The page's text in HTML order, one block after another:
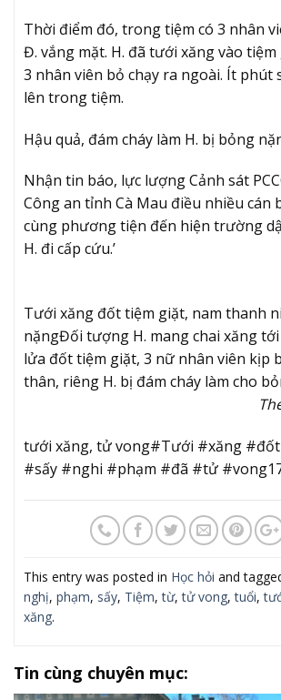
Thời điểm đó, trong tiệm có 3 nhân
Đ. vắng mặt. H. đã tưới xăng vào
3 nhân viên bỏ chạy ra ngoài. Ít phút
lên trong tiệm.
Hậu quả, đám cháy làm H. bị bỏng
Nhận tin báo, lực lượng Cảnh sát
Công an tỉnh Cà Mau điều nhiều cán
cùng phương tiện đến hiện trường
H. đi cấp cứu.’
Tưới xăng đốt tiệm giặt, nam thanh
nặngĐối tượng H. mang chai xăng
lửa đốt tiệm giặt, 3 nữ nhân viên kịp
thân, riêng H. bị đám cháy làm cho
tưới xăng, tử vong#Tưới #xăng
#sấy #nghi #phạm #đã #tử
This entry was posted in Học hỏi and
nghị, phạm, sấy, Tiệm,từ,tử vong,tuổi,
xăng.
Tin cùng chuyên mục: